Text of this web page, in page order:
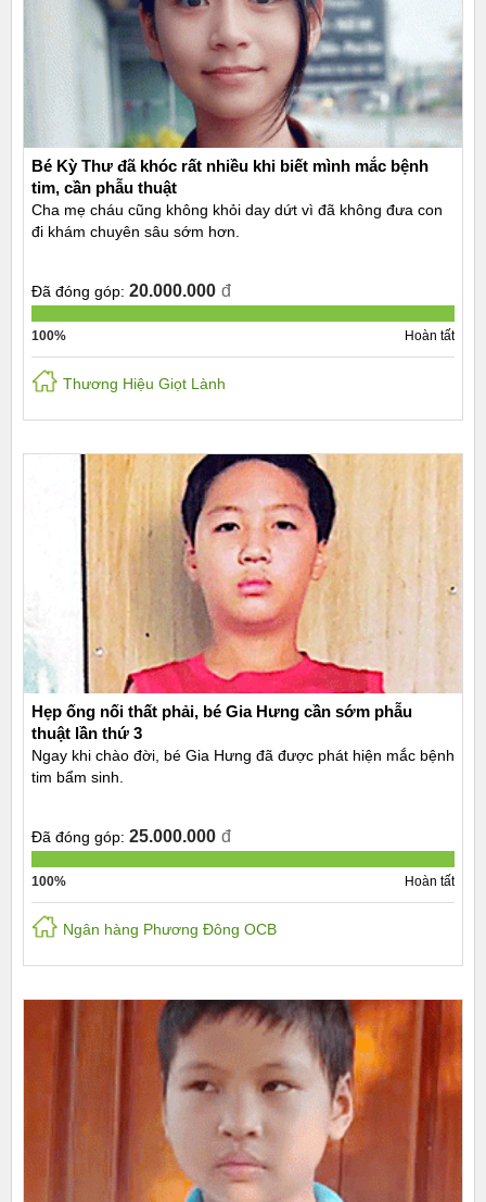
Bé Kỳ Thư đã khóc rất nhiều khi biết mình mắc bệnh
tim, cần phẫu thuật
Cha mẹ cháu cũng không khỏi day dứt vì đã không đưa con
đi khám chuyên sâu sớm hơn.
Đã đóng góp: 20.000.000 đ
100% Hoàn tất
Thương Hiệu Giọt Lành
Hẹp ống nối thất phải, bé Gia Hưng cần sớm phẫu
thuật lần thứ 3
Ngay khi chào đời, bé Gia Hưng đã được phát hiện mắc bệnh
tim bẩm sinh.
Đã đóng góp: 25.000.000 đ
100% Hoàn tất
Ngân hàng Phương Đông OCB